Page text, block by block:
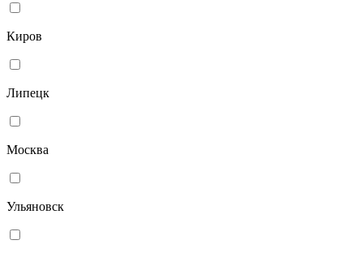
Киров
Липецк
Москва
Ульяновск